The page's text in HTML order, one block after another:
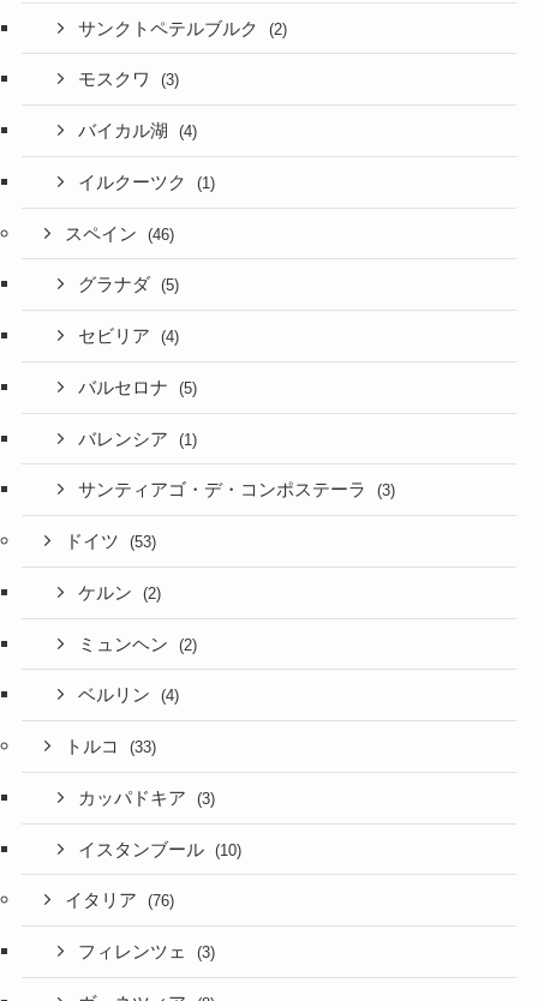
サンクトペテルブルク (2)
モスクワ (3)
バイカル湖 (4)
イルクーツク (1)
スペイン (46)
グラナダ (5)
セビリア (4)
バルセロナ (5)
バレンシア (1)
サンティアゴ・デ・コンポステーラ (3)
ドイツ (53)
ケルン (2)
ミュンヘン (2)
ベルリン (4)
トルコ (33)
カッパドキア (3)
イスタンブール (10)
イタリア (76)
フィレンツェ (3)